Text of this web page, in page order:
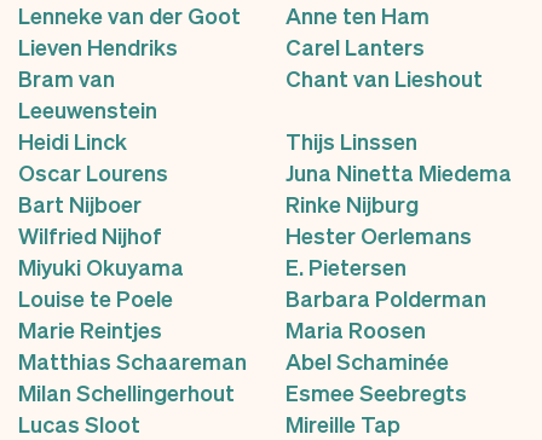
Lenneke van der Goot
Anne ten Ham
Lieven Hendriks
Carel Lanters
Bram van
Leeuwenstein
Chant van Lieshout
Heidi Linck
Thijs Linssen
Oscar Lourens
Juna Ninetta Miedema
Bart Nijboer
Rinke Nijburg
Wilfried Nijhof
Hester Oerlemans
Miyuki Okuyama
E. Pietersen
Louise te Poele
Barbara Polderman
Marie Reintjes
Maria Roosen
Matthias Schaareman
Abel Schaminée
Milan Schellingerhout
Esmee Seebregts
Lucas Sloot
Mireille Tap